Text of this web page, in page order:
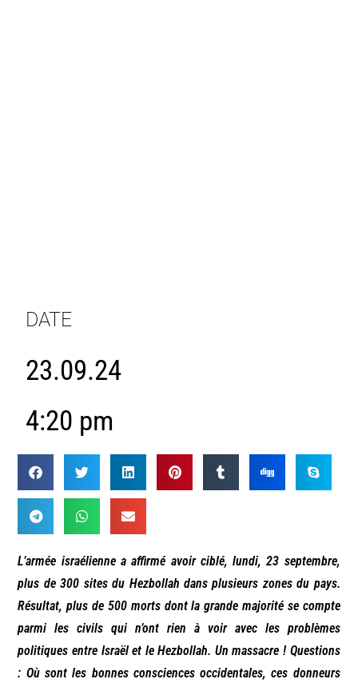
DATE
23.09.24
4:20 pm
L’armée israélienne a affirmé avoir ciblé, lundi, 23 septembre,
plus de 300 sites du Hezbollah dans plusieurs zones du pays.
Résultat, plus de 500 morts dont la grande majorité se compte
parmi les civils qui n’ont rien à voir avec les problèmes
politiques entre Israël et le Hezbollah. Un massacre ! Questions
: Où sont les bonnes consciences occidentales, ces donneurs